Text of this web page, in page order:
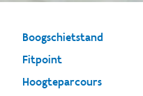
Boogschietstand
Fitpoint
Hoogteparcours